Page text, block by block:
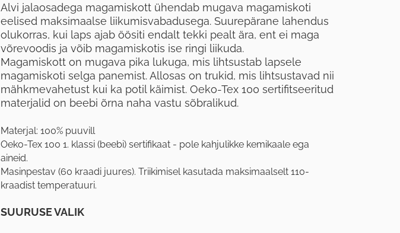
Alvi jalaosadega magamiskott ühendab mugava magamiskoti
eelised maksimaalse liikumisvabadusega. Suurepärane lahendus
olukorras, kui laps ajab öösiti endalt tekki pealt ära, ent ei maga
võrevoodis ja võib magamiskotis ise ringi liikuda.
Magamiskott on mugava pika lukuga, mis lihtsustab lapsele
magamiskoti selga panemist. Allosas on trukid, mis lihtsustavad nii
mähkmevahetust kui ka potil käimist. Oeko-Tex 100 sertifitseeritud
materjalid on beebi õrna naha vastu sõbralikud.
Materjal: 100% puuvill
Oeko-Tex 100 1. klassi (beebi) sertifikaat - pole kahjulikke kemikaale ega
aineid.
Masinpestav (60 kraadi juures). Triikimisel kasutada maksimaalselt 110-
kraadist temperatuuri.
SUURUSE VALIK